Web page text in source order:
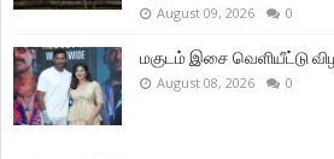
August 09, 2026 0
மகுடம் இசை வெளியீட்டு
August 08, 2026 0